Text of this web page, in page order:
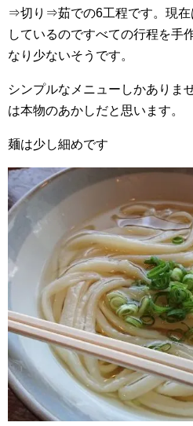
⇒切り⇒茹での6工程です。現在
しているのですべての行程を手
なり少ないそうです。
シンプルなメニューしかありま
は本物のあかしだと思います。
麺は少し細めです